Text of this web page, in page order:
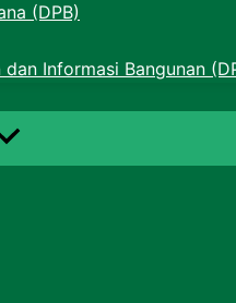
(DPB)
Informasi Bangunan